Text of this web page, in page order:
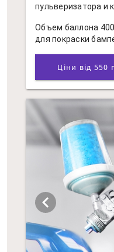
пульверизатора и
Объем баллона
для покраски
Ціни від
chevron_left